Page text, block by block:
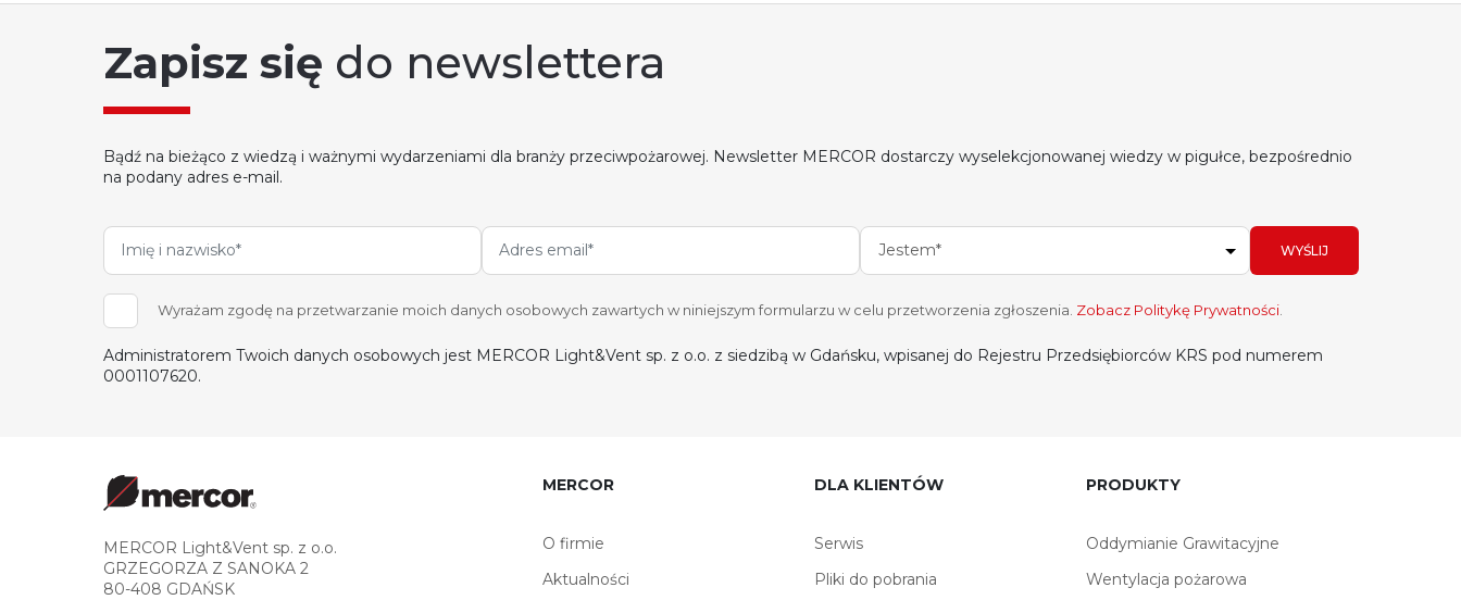
Zapisz się do newslettera
Bądź na bieżąco z wiedzą i ważnymi wydarzeniami dla branży przeciwpożarowej. Newsletter MERCOR dostarczy wyselekcjonowanej wiedzy w pigułce, bezpośrednio
na podany adres e-mail.
Jestem* WYŚLIJ
Wyrażam zgodę na przetwarzanie moich danych osobowych zawartych w niniejszym formularzu w celu przetworzenia zgłoszenia. Zobacz Politykę Prywatności.
Administratorem Twoich danych osobowych jest MERCOR Light&Vent sp. z o.o. z siedzibą w Gdańsku, wpisanej do Rejestru Przedsiębiorców KRS pod numerem
0001107620.
MERCOR Light&Vent sp. z o.o.
GRZEGORZA Z SANOKA 2
80-408 GDAŃSK
MERCOR
O firmie
Aktualności
DLA KLIENTÓW
Serwis
Pliki do pobrania
PRODUKTY
Oddymianie Grawitacyjne
Wentylacja pożarowa